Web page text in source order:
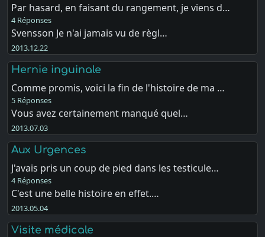
Par hasard, en faisant du rangement, je viens d…
4 Réponses
Svensson Je n'ai jamais vu de règl…
2013.12.22
Hernie inguinale
Comme promis, voici la fin de l'histoire de ma …
5 Réponses
Vous avez certainement manqué quel…
2013.07.03
Aux Urgences
J'avais pris un coup de pied dans les testicule…
4 Réponses
C'est une belle histoire en effet.…
2013.05.04
Visite médicale